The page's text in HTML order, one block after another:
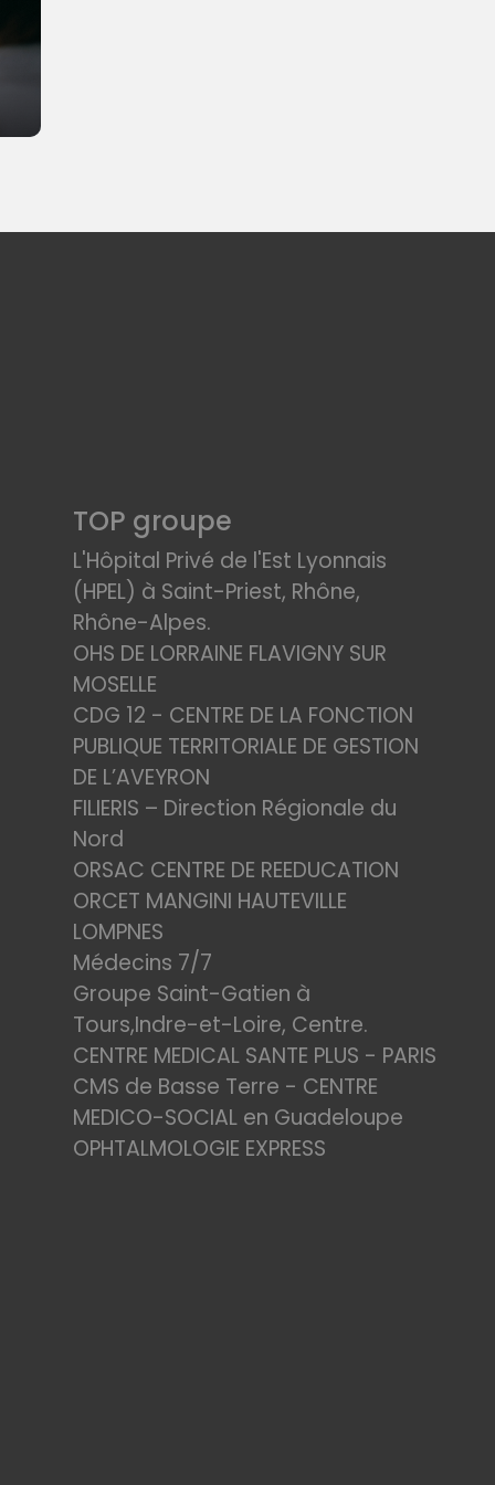
TOP groupe
L'Hôpital Privé de l'Est Lyonnais
(HPEL) à Saint-Priest, Rhône,
Rhône-Alpes.
OHS DE LORRAINE FLAVIGNY SUR
MOSELLE
CDG 12 - CENTRE DE LA FONCTION
PUBLIQUE TERRITORIALE DE GESTION
DE L’AVEYRON
FILIERIS – Direction Régionale du
Nord
ORSAC CENTRE DE REEDUCATION
ORCET MANGINI HAUTEVILLE
LOMPNES
Médecins 7/7
Groupe Saint-Gatien à
Tours,Indre-et-Loire, Centre.
CENTRE MEDICAL SANTE PLUS - PARIS
CMS de Basse Terre - CENTRE
MEDICO-SOCIAL en Guadeloupe
OPHTALMOLOGIE EXPRESS